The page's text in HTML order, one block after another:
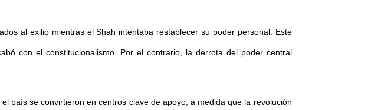
al exilio mientras el Shah intentaba restablecer su poder personal. Este
con el constitucionalismo. Por el contrario, la derrota del poder central
país se convirtieron en centros clave de apoyo, a medida que la revolución